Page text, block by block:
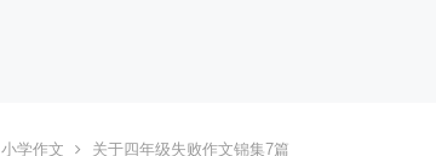
小学作文 关于四年级失败作文锦集7篇